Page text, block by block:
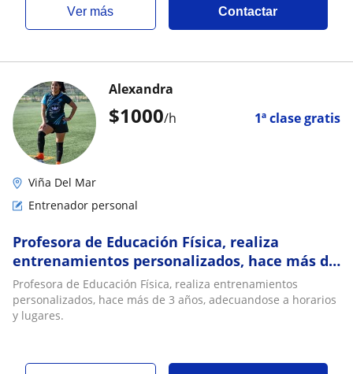
ver más Contactar
$1000/h 1ª clase gratis
Alexandra
Viña Del Mar
Entrenador personal
Profesora de Educación Física, realiza
entrenamientos personalizados, hace más de
3 años, adecuandose a horarios y lugares
Profesora de Educación Física, realiza entrenamientos
personalizados, hace más de 3 años, adecuandose a horarios
y lugares.